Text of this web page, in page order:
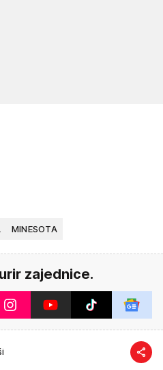
MINESOTA
zajednice.